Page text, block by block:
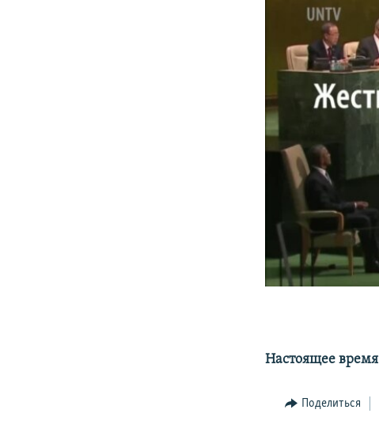
Настоящее время
Поделиться